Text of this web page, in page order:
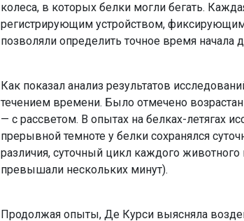
колеса, в которых белки могли бегать.
регистрирующим устройст­вом,
позволяли определить точное время начала
Как показал анализ результатов
течением времени. Было отмечено
— с рассветом. В опытах на белках-летягах
прерывной темноте у белки сохранялся
различия, су­точный цикл каждого
превышали нескольких минут).
Продолжая опыты, Де Курси выясняла